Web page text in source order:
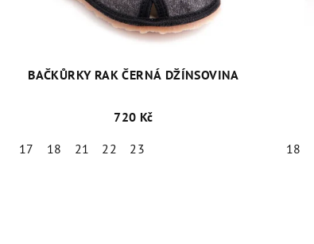
BAČKŮRKY RAK ČERNÁ DŽÍNSOVINA
720 Kč
17
18 21 22 23
18